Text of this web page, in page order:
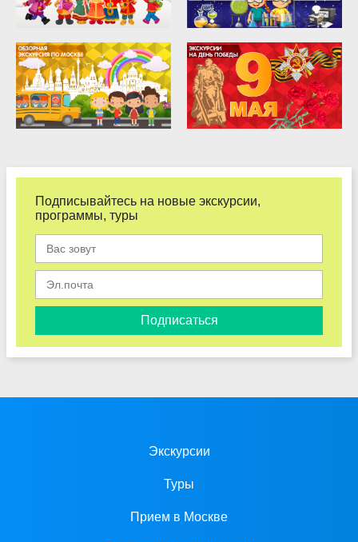
Подписывайтесь на новые экскурсии,
программы, туры
Подписаться
Экскурсии
Туры
Прием в Москве